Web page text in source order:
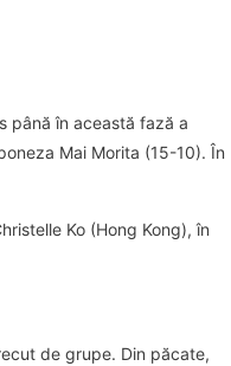
până în această fază a
Mai Morita (15-10). În
Ko (Hong Kong), în
de grupe. Din păcate,